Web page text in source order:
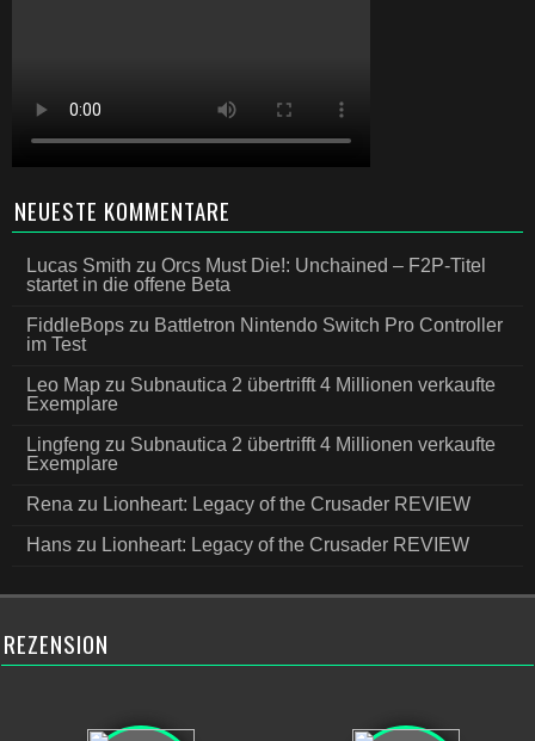
NEUESTE KOMMENTARE
Lucas Smith zu Orcs Must Die!: Unchained – F2P-Titel
startet in die offene Beta
FiddleBops zu Battletron Nintendo Switch Pro Controller
im Test
Leo Map zu Subnautica 2 übertrifft 4 Millionen verkaufte
Exemplare
Lingfeng zu Subnautica 2 übertrifft 4 Millionen verkaufte
Exemplare
Rena zu Lionheart: Legacy of the Crusader REVIEW
Hans zu Lionheart: Legacy of the Crusader REVIEW
REZENSION